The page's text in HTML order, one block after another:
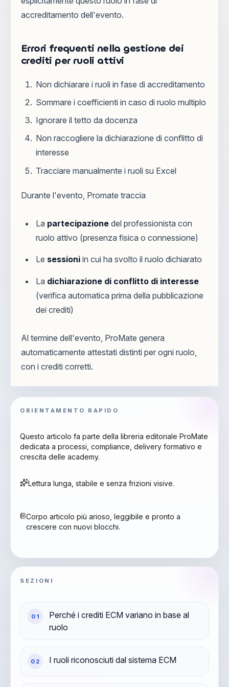
accreditamento dell'evento.
Errori frequenti nella gestione dei
crediti per ruoli attivi
Non dichiarare i ruoli in fase di accreditamento
Sommare i coefficienti in caso di ruolo multiplo
Ignorare il tetto da docenza
Non raccogliere la dichiarazione di conflitto di
interesse
Tracciare manualmente i ruoli su Excel
Durante l'evento, Promate traccia
La partecipazionedel professionista con
ruolo attivo (presenza fisica o connessione)
Le sessioniin cui ha svolto il ruolo dichiarato
La dichiarazione di conflitto di interesse
(verifica automatica prima della pubblicazione
dei crediti)
Al termine dell'evento, ProMate genera
automaticamente attestati distinti per ogni ruolo,
con i crediti corretti.
ORIENTAMENTO RAPIDO
Questo articolo fa parte della libreria editoriale ProMate
dedicata a processi, compliance, delivery formativo e
crescita delle academy.
Lettura lunga, stabile e senza frizioni visive.
Corpo articolo più arioso, leggibile e pronto a
crescere con nuovi blocchi.
SEZIONI
0 1
Perché i crediti ECM variano in base al
ruolo
0 2 I ruoli riconosciuti dal sistema ECM